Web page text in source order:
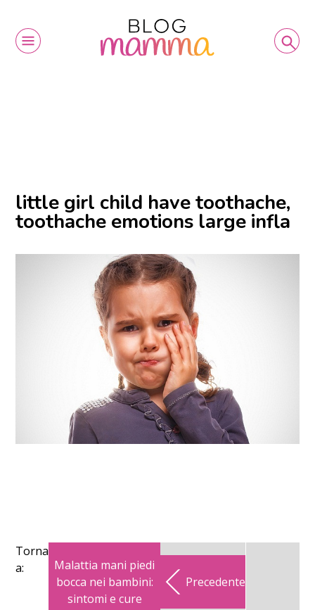
little girl child have toothache,
toothache emotions large infla
Torna
a:
Malattia mani piedi
bocca nei bambini:
sintomi e cure
Precedente